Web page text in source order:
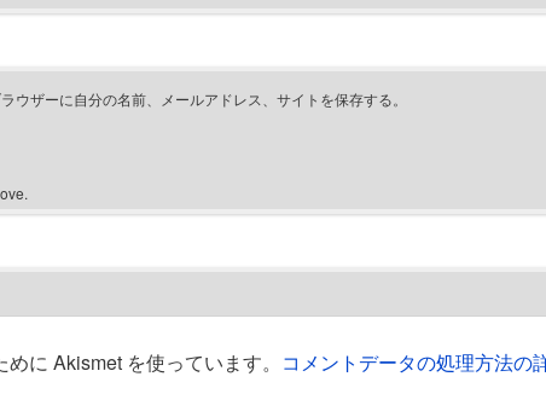
ウザーに自分の名前、メールアドレス、サイトを保存する。
に Akismet を使っています。 コメントデータの処理方法の